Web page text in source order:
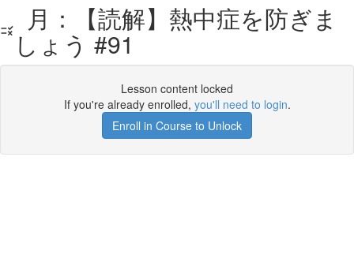
月：【読解】熱中症を防ぎま
しょう #91
Lesson content locked
If you're already enrolled, you'll need to login.
Enroll in Course to Unlock